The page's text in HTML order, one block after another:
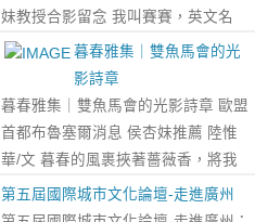
暄，唯有藝術與文化的深度共鳴，言
骨與赤誠的文化情懷，暢談過後，內
心滿是深切的感念與久久不散的觸
動，更讓我對國風服飾的創作之路，
有了全新的認知與堅守。... Read
More...
妹教授合影留念 我叫賽賽，英文名
Elin，生於湖南邵東的鄉野村落，如
今紮根東莞，在服裝與設計的領域
裡，書寫著屬於自己的人生篇章。 我
的童年，是被墨香與書卷包裹的時
光。外公是當地頗負盛名的國畫愛好
師、老校長，他的一生，一半是教書
暮春雅集｜雙魚馬會的光
影詩章
暮春雅集｜雙魚馬會的光影詩章 歐盟
首都布魯塞爾消息 侯杏妹推薦 陸惟
華/文 暮春的風裹挾著薔薇香，將我
們引入香港雙魚河馬會的湖光畫卷
中。葉慶良博士、陸惟華博士、侯杏
第五屆國際城市文化論壇-走進廣州